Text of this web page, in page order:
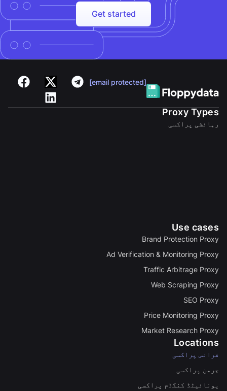
Get started
[email protected]
Proxy Types
رہائشی پراکسی
Use cases
Brand Protection Proxy
Ad Verification & Monitoring Proxy
Traffic Arbitrage Proxy
Web Scraping Proxy
SEO Proxy
Price Monitoring Proxy
Market Research Proxy
Locations
فرانس پراکسی
جرمن پراکسی
یونائیٹڈ کنگڈم پراکسی